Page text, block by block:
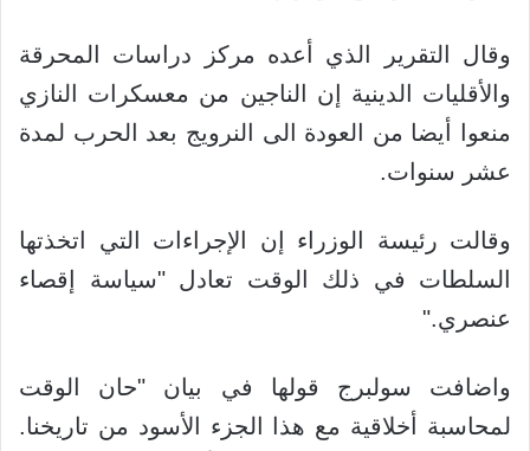
وقال التقرير الذي أعده مركز دراسات المحرقة
والأقليات الدينية إن الناجين من معسكرات النازي
منعوا أيضا من العودة الى النرويج بعد الحرب لمدة
عشر سنوات.
وقالت رئيسة الوزراء إن الإجراءات التي اتخذتها
السلطات في ذلك الوقت تعادل "سياسة إقصاء
عنصري."
واضافت سولبرج قولها في بيان "حان الوقت
لمحاسبة أخلاقية مع هذا الجزء الأسود من تاريخنا.